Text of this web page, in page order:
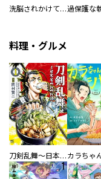
洗脳されかけていた悪役令嬢ですが家出を決意しました。【電子単行本版／特典おまけ付き】
料理・グルメ
刀剣乱舞～日本号つれづれ酒～